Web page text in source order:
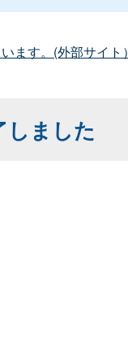
ます。(外部サイト）
しました